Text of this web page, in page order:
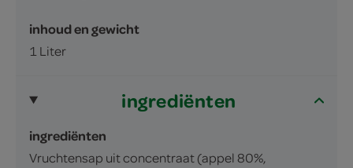
inhoud en gewicht
1 Liter
ingrediënten
ingrediënten
Vruchtensap uit concentraat (appel 80%,